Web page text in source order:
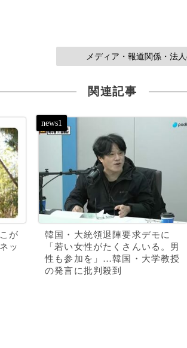
メディア・報道関係・法
関連記事
が
ッ
韓国・大統領退陣要求デモに
「若い女性がたくさんいる。男
性も参加を」…韓国・大学教授
の発言に批判殺到